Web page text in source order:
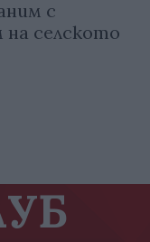
с
на селското